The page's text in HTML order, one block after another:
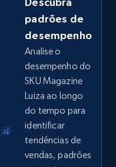
Seller rating,
category, and
Comece agora
padrões de
desempenho
Analise o
desempenho do
SKU Magazine
Luiza ao longo
do tempo para
identificar
tendências de
vendas, padrões